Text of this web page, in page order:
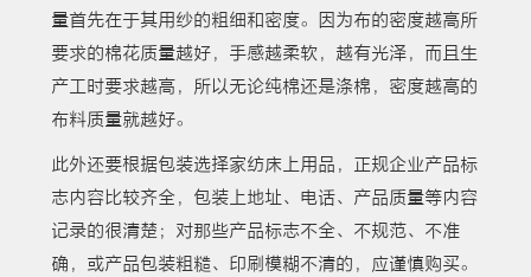
量首先在于其用纱的粗细和密度。因为布的密度越高所
要求的棉花质量越好，手感越柔软，越有光泽，而且生
产工时要求越高，所以无论纯棉还是涤棉，密度越高的
布料质量就越好。
此外还要根据包装选择家纺床上用品，正规企业产品标
志内容比较齐全，包装上地址、电话、产品质量等内容
记录的很清楚；对那些产品标志不全、不规范、不准
确，或产品包装粗糙、印刷模糊不清的，应谨慎购买。